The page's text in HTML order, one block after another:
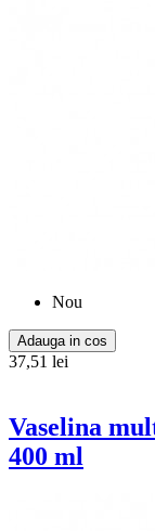
Nou
Adauga in cos
37,51 lei
Vaselina
400 ml